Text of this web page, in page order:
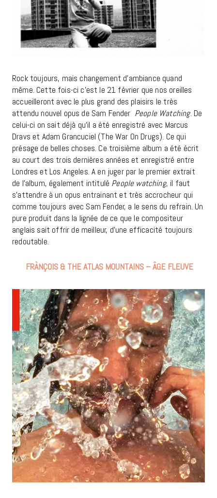
Rock toujours, mais changement d’ambiance quand
même. Cette fois-ci c’est le 21 février que nos oreilles
accueilleront avec le plus grand des plaisirs le très
attendu nouvel opus de Sam Fender People Watching. De
celui-ci on sait déjà qu’il a été enregistré avec Marcus
Dravs et Adam Grancuciel (The War On Drugs). Ce qui
présage de belles choses. Ce troisième album a été écrit
au court des trois dernières années et enregistré entre
Londres et Los Angeles. A en juger par le premier extrait
de l’album, également intitulé People watching, il faut
s’attendre à un opus entrainant et très accrocheur qui
comme toujours avec Sam Fender, a le sens du refrain. Un
pure produit dans la lignée de ce que le compositeur
anglais sait offrir de meilleur, d’une efficacité toujours
redoutable.
FRÀNÇOIS & THE ATLAS MOUNTAINS – ÂGE FLEUVE